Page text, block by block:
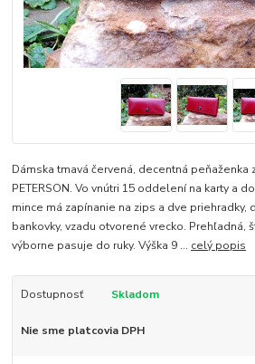
Dámska tmavá červená, decentná peňaženka
PETERSON. Vo vnútri 15 oddelení na karty a
mince má zapínanie na zips a dve priehradky,
bankovky, vzadu otvorené vrecko. Prehľadná,
výborne pasuje do ruky. Výška 9 ... celý popis
Dostupnosť Skladom
Nie sme platcovia DPH